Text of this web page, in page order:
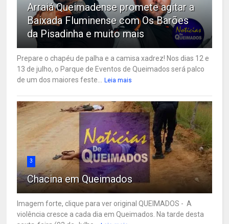
Arraiá Queimadense promete agitar a
Baixada Fluminense com Os Barões
da Pisadinha e muito mais
Prepare o chapéu de palha e a camisa xadrez! Nos dias 12 e
13 de julho, o Parque de Eventos de Queimados será palco
de um dos maiores feste...
Leia mais
3
Chacina em Queimados
Imagem forte, clique para ver original QUEIMADOS - A
violência cresce a cada dia em Queimados. Na tarde desta